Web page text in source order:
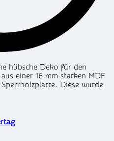
hübsche Deko für den
einer 16 mm starken MDF
Diese wurde